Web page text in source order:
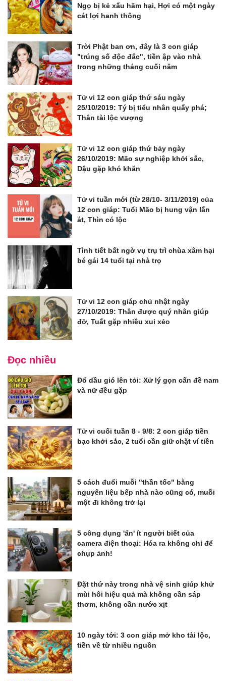
Ngọ bị kẻ xấu hãm hại, Hợi có một ngày
cát lợi hanh thông
Trời Phật ban ơn, đây là 3 con giáp
"trúng số độc đắc", tiền ập vào nhà
trong những tháng cuối năm
Tử vi 12 con giáp thứ sáu ngày
25/10/2019: Tý bị tiểu nhân quấy phá;
Thân tài lộc vượng
Tử vi 12 con giáp thứ bảy ngày
26/10/2019: Mão sự nghiệp khởi sắc,
Dậu gặp khó khăn
Tử vi tuần mới (từ 28/10- 3/11/2019) của
12 con giáp: Tuổi Mão bị hung vận lấn
át, Thìn có lộc
Tình tiết bất ngờ vụ trụ trì chùa xâm hại
bé gái 14 tuổi tại nhà trọ
Tử vi 12 con giáp chủ nhật ngày
27/10/2019: Thân được quý nhân giúp
đỡ, Tuất gặp nhiều xui xẻo
Đọc nhiều
Đổ dầu gió lên tỏi: Xử lý gọn cấn đề nam
và nữ đều gặp
Tử vi cuối tuần 8 - 9/8: 2 con giáp tiền
bạc khởi sắc, 2 tuổi cần giữ chặt ví tiền
5 cách đuổi muỗi "thần tốc" bằng
nguyên liệu bếp nhà nào cũng có, muỗi
một đi không trở lại
5 công dụng 'ẩn' ít người biết của
camera điện thoại: Hóa ra không chỉ để
chụp ảnh!
Đặt thứ này trong nhà vệ sinh giúp khử
mùi hôi hiệu quả mà không cần sáp
thơm, không cần nước xịt
10 ngày tới: 3 con giáp mở kho tài lộc,
tiền về từ nhiều nguồn